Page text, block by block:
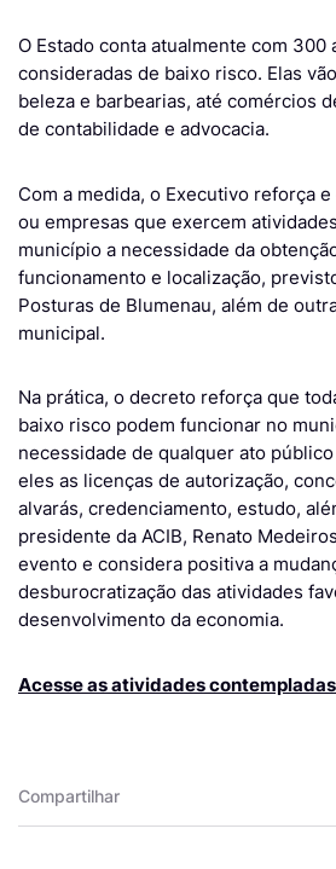
O Estado conta atualmente com 300
consideradas de baixo risco. Elas
beleza e barbearias, até comércios
de contabilidade e advocacia.
Com a medida, o Executivo reforça
ou empresas que exercem
município a necessidade da
funcionamento e localização,
Posturas de Blumenau, além de
municipal.
Na prática, o decreto reforça que
baixo risco podem funcionar no
necessidade de qualquer ato
eles as licenças de autorização,
alvarás, credenciamento, estudo,
presidente da ACIB, Renato
evento e considera positiva a
desburocratização das atividades
desenvolvimento da economia.
Acesse as atividades
Compartilhar